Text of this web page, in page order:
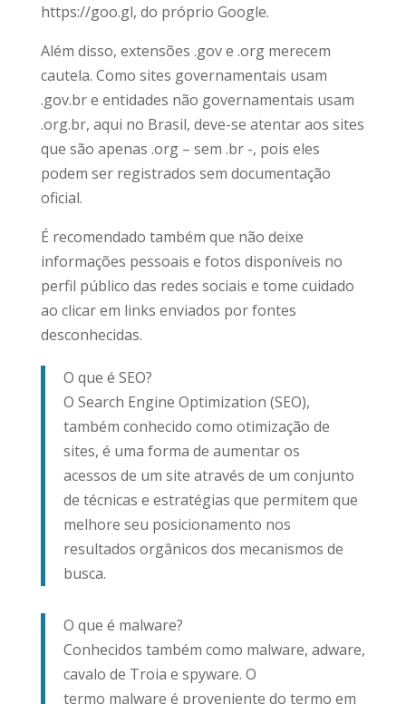
https://goo.gl, do próprio Google.
Além disso, extensões .gov e .org merecem
cautela. Como sites governamentais usam
.gov.br e entidades não governamentais usam
.org.br, aqui no Brasil, deve-se atentar aos sites
que são apenas .org – sem .br -, pois eles
podem ser registrados sem documentação
oficial.
É recomendado também que não deixe
informações pessoais e fotos disponíveis no
perfil público das redes sociais e tome cuidado
ao clicar em links enviados por fontes
desconhecidas.
O que é SEO?
O Search Engine Optimization (SEO),
também conhecido como otimização de
sites, é uma forma de aumentar os
acessos de um site através de um conjunto
de técnicas e estratégias que permitem que
melhore seu posicionamento nos
resultados orgânicos dos mecanismos de
busca.
O que é malware?
Conhecidos também como malware, adware,
cavalo de Troia e spyware. O
termo malware é proveniente do termo em